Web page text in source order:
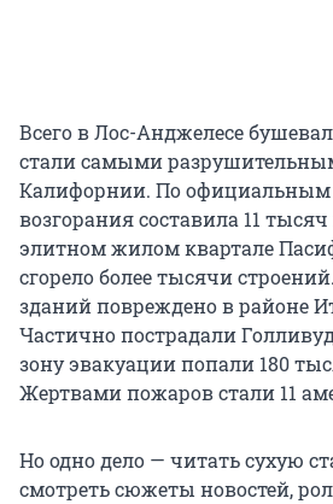
Всего в Лос-Анджелесе
стали самыми
Калифорнии. По
возгорания составила 11 тысяч
элитном жилом квартале
сгорело более тысячи
зданий повреждено в районе
Частично пострадали
зону эвакуации попали 180
Жертвами пожаров стали 11
Но одно дело — читать сухую
смотреть сюжеты новостей,